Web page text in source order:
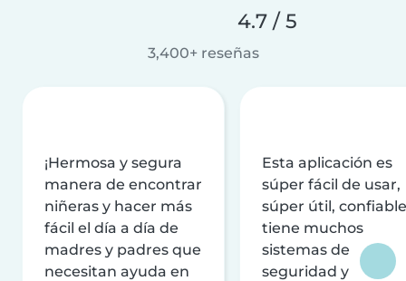
4.7 / 5
3,400+ reseñas
¡Hermosa y segura
manera de encontrar
niñeras y hacer más
fácil el día a día de
madres y padres que
necesitan ayuda en
Esta aplicación es
súper fácil de usar,
súper útil,
tiene muchos
sistemas de
seguridad y